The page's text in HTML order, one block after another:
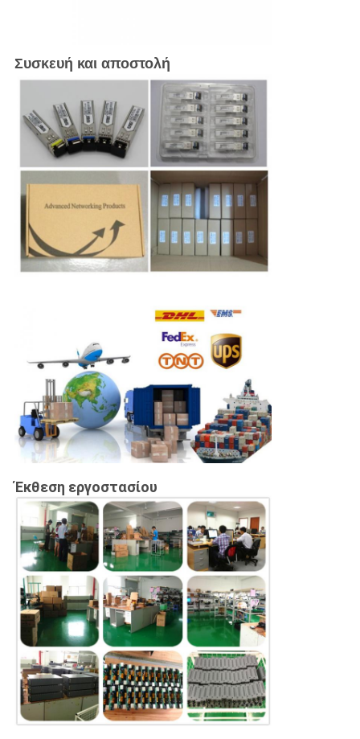
Συσκευή και αποστολή
Έκθεση εργοστασίου